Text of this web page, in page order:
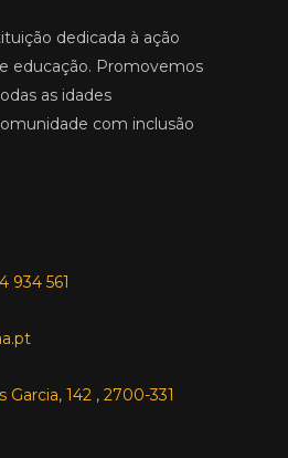
dedicada à ação
educação. Promovemos
as idades
com inclusão
934 561
Garcia, 142 , 2700-331